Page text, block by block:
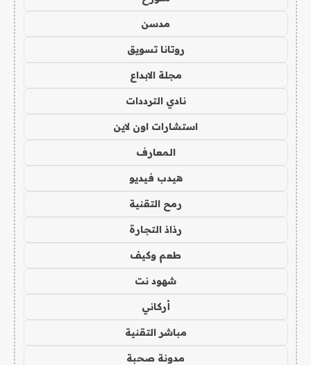
مدسن
روتانا تسويق
مجلة الابداع
نادي الترددات
استشارات اون لاين
المعارف
هيدب فيديو
رمح التقنية
رذاذ التجارة
طعم وكيف
شهود نت
أركاني
مباشر التقنية
مدونة صحبة